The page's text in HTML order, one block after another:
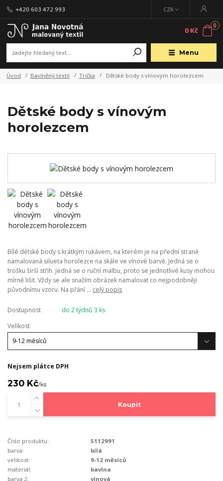
Menu
CZK
+420 603 472 993
0
0 Kč
Úvod Bavlněný textil Trička Dětské body s vínovým horolezcem
Dětské body s vínovým
horolezcem
Bílé dětské body s krátkým rukávem, na kterém je na přední straně
namalovaná silueta horolezce na skále ve vínové barvě. Jedná se o
trošku širší střih. Jedná se o ruční malbu, proto se jednotlivé kusy mohou
mírně lišit. Vždy se ale snažím obrázek namalovat co nejpodobněji
původnímu vzoru. Na přání ... celý popis
Dostupnost
do 2 týdnů 3 ks
Velikost
Nejsem plátce DPH
230 Kč/ks
Koupit
Číslo produktu:
5112991
barva:
bílá
velikost:
9-12 měsíců
materiál:
bavlna
barva 2:
vínová